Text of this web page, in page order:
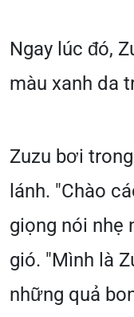
Ngay lúc đó,
màu xanh da
Zuzu bơi
lánh. "Chào
giọng nói nhẹ
gió. "Mình là
những quả